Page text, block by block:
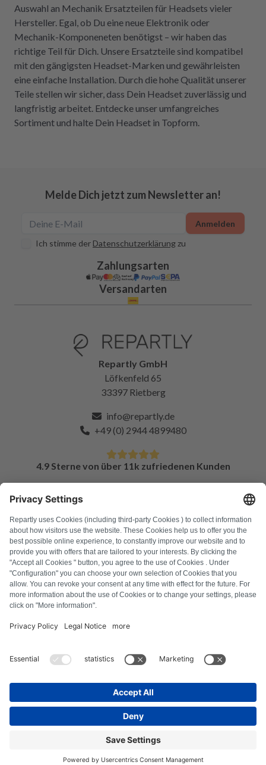
Auswahl an Mechanik Ersatzteilen für Headsets vieler
Hersteller. Egal, ob Du eine neue Elektronik oder
Mechanik-Komponeneten benötigst – wir haben das
richtige Teil für Dich. Unsere Ersatzteile sind kompatibel
mit den gängigsten Headset-Marken und gewährleisten
eine einfache Installation. Durch die hohe Qualität unserer
Teile stellen wir sicher, dass Dein Headset zuverlässig und
langfristig arbeitet. Entdecke unser umfangreiches
Sortiment und halte Dein Headset in Topform.
Melde Dich jetzt zum Newsletter an!
Ich stimme der Datenschutzerklärung zu
Anmelden
Zahlungsarten
Versandarten
Repartly GmbH
Löfkenfeld 65
33397 Rietberg
info@repartly.de
+49 (0) 2944 4899480
4.9 Sterne von über 11k zufriedenen Kunden
FAQ
Alle Fehlercodes
Über uns
Presse
Cookie-Richtlinie
Vertrag widerrufen
© Repartly 2026